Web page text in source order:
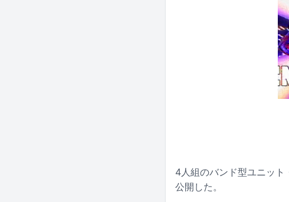
4人組のバンド型ユニッ
公開した。